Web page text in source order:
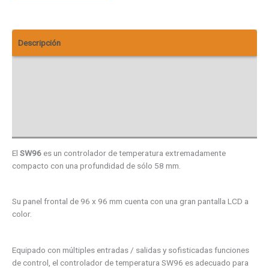
Descripción
El SW96 es un controlador de temperatura extremadamente
compacto con una profundidad de sólo 58 mm.
Su panel frontal de 96 x 96 mm cuenta con una gran pantalla LCD a
color.
Equipado con múltiples entradas / salidas y sofisticadas funciones
de control, el controlador de temperatura SW96 es adecuado para